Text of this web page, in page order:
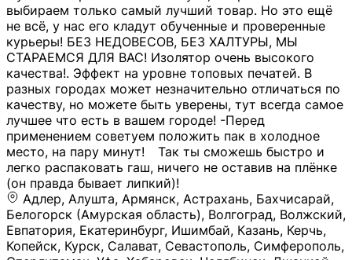
выбираем только самый лучший товар. Но это ещё
не всё, у нас его кладут обученные и проверенные
курьеры! БЕЗ НЕДОВЕСОВ, БЕЗ ХАЛТУРЫ, МЫ
СТАРАЕМСЯ ДЛЯ ВАС! Изолятор очень высокого
качества!. Эффект на уровне топовых печатей. В
разных городах может незначительно отличаться по
качеству, но можете быть уверены, тут всегда самое
лучшее что есть в вашем городе! -Перед
применением советуем положить пак в холодное
место, на пару минут!⠀ Так ты сможешь быстро и
легко распаковать гаш, ничего не оставив на плёнке
(он правда бывает липкий)!
Адлер, Алушта, Армянск, Астрахань, Бахчисарай,
Белогорск (Амурская область), Волгоград, Волжский,
Евпатория, Екатеринбург, Ишимбай, Казань, Керчь,
Копейск, Курск, Салават, Севастополь, Симферополь,